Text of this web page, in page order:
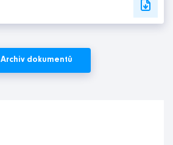
Archiv dokumentů